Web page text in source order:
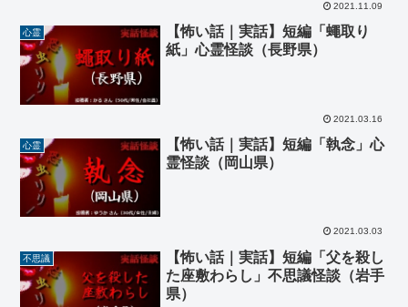
2021.11.09
心霊
【怖い話｜実話】短編「蠅取り
紙」心霊怪談（長野県）
2021.03.16
心霊
【怖い話｜実話】短編「執念」心
霊怪談（岡山県）
2021.03.03
不思議
【怖い話｜実話】短編「父を殺し
た座敷わらし」不思議怪談（岩手
県）